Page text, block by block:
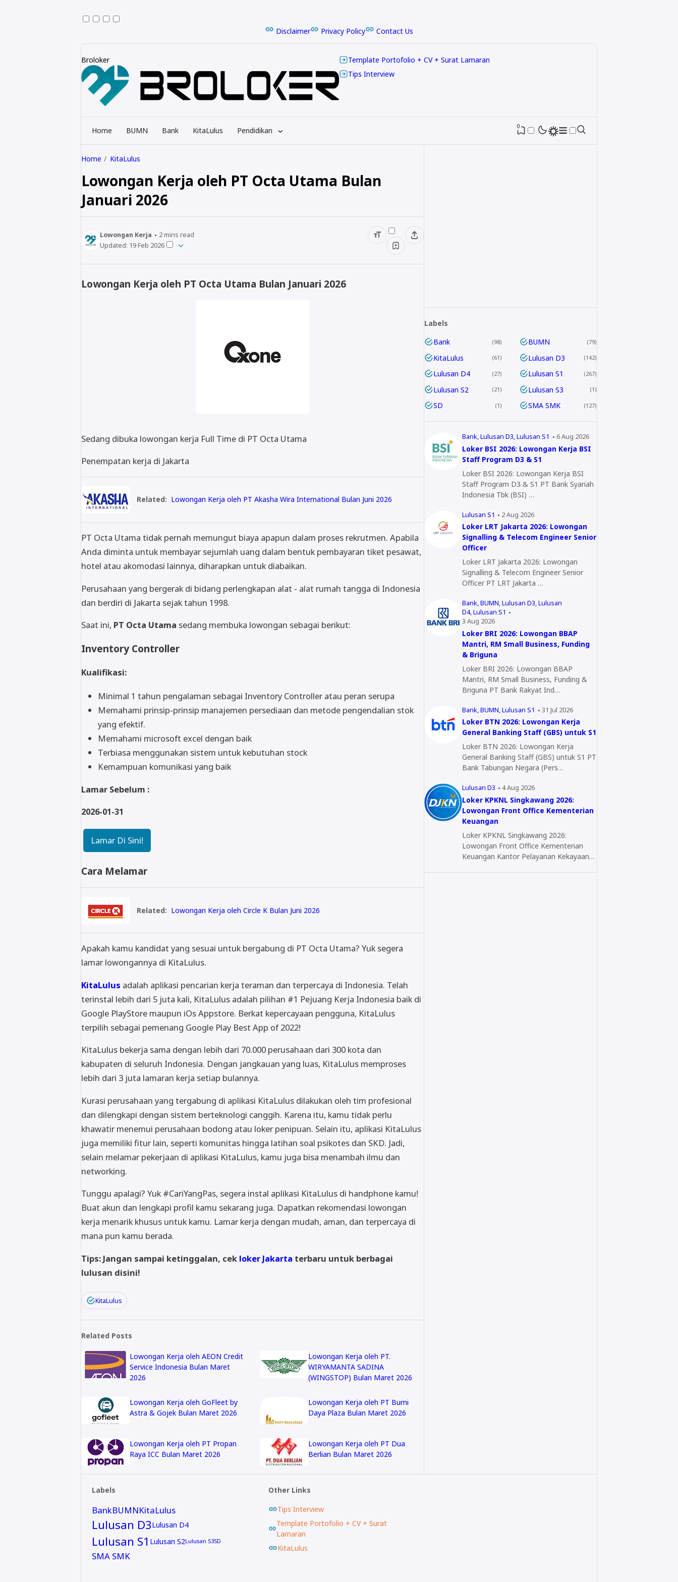
Disclaimer Privacy Policy Contact Us
Broloker
Template Portofolio + CV + Surat Lamaran
Tips Interview
Home BUMN Bank KitaLulus Pendidikan 0
Home KitaLulus
Lowongan Kerja oleh PT Octa Utama Bulan
Januari 2026
Lowongan Kerja 2mins read
Updated: 19 Feb 2026
Lowongan Kerja oleh PT Octa Utama Bulan Januari 2026
Sedang dibuka lowongan kerja Full Time di PT Octa Utama
Penempatan kerja di Jakarta
Related: Lowongan Kerja oleh PT Akasha Wira International Bulan Juni 2026
PT Octa Utama tidak pernah memungut biaya apapun dalam proses rekrutmen. Apabila
Anda diminta untuk membayar sejumlah uang dalam bentuk pembayaran tiket pesawat,
hotel atau akomodasi lainnya, diharapkan untuk diabaikan.
Perusahaan yang bergerak di bidang perlengkapan alat - alat rumah tangga di Indonesia
dan berdiri di Jakarta sejak tahun 1998.
Saat ini, PT Octa Utama sedang membuka lowongan sebagai berikut:
Inventory Controller
Kualifikasi:
Minimal 1 tahun pengalaman sebagai Inventory Controller atau peran serupa
Memahami prinsip-prinsip manajemen persediaan dan metode pengendalian stok
yang efektif.
Memahami microsoft excel dengan baik
Terbiasa menggunakan sistem untuk kebutuhan stock
Kemampuan komunikasi yang baik
Lamar Sebelum :
2026-01-31
Lamar Di Sini!
Cara Melamar
Related: Lowongan Kerja oleh Circle K Bulan Juni 2026
Apakah kamu kandidat yang sesuai untuk bergabung di PT Octa Utama? Yuk segera
lamar lowongannya di KitaLulus.
KitaLulus adalah aplikasi pencarian kerja teraman dan terpercaya di Indonesia. Telah
terinstal lebih dari 5 juta kali, KitaLulus adalah pilihan #1 Pejuang Kerja Indonesia baik di
Google PlayStore maupun iOs Appstore. Berkat kepercayaan pengguna, KitaLulus
terpilih sebagai pemenang Google Play Best App of 2022!
KitaLulus bekerja sama dengan lebih dari 70.000 perusahaan dari 300 kota dan
kabupaten di seluruh Indonesia. Dengan jangkauan yang luas, KitaLulus memproses
lebih dari 3 juta lamaran kerja setiap bulannya.
Kurasi perusahaan yang tergabung di aplikasi KitaLulus dilakukan oleh tim profesional
dan dilengkapi dengan sistem berteknologi canggih. Karena itu, kamu tidak perlu
khawatir menemui perusahaan bodong atau loker penipuan. Selain itu, aplikasi KitaLulus
juga memiliki fitur lain, seperti komunitas hingga latihan soal psikotes dan SKD. Jadi,
selain melamar pekerjaan di aplikasi KitaLulus, kamu juga bisa menambah ilmu dan
networking.
Tunggu apalagi? Yuk #CariYangPas, segera instal aplikasi KitaLulus di handphone kamu!
Buat akun dan lengkapi profil kamu sekarang juga. Dapatkan rekomendasi lowongan
kerja menarik khusus untuk kamu. Lamar kerja dengan mudah, aman, dan terpercaya di
mana pun kamu berada.
Tips: Jangan sampai ketinggalan, cek loker Jakarta terbaru untuk berbagai
lulusan disini!
KitaLulus
Related Posts
Lowongan Kerja oleh AEON Credit
Service Indonesia Bulan Maret
2026
Lowongan Kerja oleh PT.
WIRYAMANTA SADINA
(WINGSTOP) Bulan Maret 2026
Lowongan Kerja oleh GoFleet by
Astra & Gojek Bulan Maret 2026
Lowongan Kerja oleh PT Bumi
Daya Plaza Bulan Maret 2026
Lowongan Kerja oleh PT Propan
Raya ICC Bulan Maret 2026
Lowongan Kerja oleh PT Dua
Berlian Bulan Maret 2026
Labels
Bank
98 BUMN 79
KitaLulus 61 Lulusan D3 142
Lulusan D4 27 Lulusan S1 267
Lulusan S2 21 Lulusan S3 1
SD 1 SMA SMK 127
Bank Lulusan D3 Lulusan S1 6 Aug 2026
Loker BSI 2026: Lowongan Kerja BSI
Staff Program D3 & S1
Loker BSI 2026: Lowongan Kerja BSI
Staff Program D3 & S1 PT Bank Syariah
Indonesia Tbk (BSI) …
Lulusan S1 2 Aug 2026
Loker LRT Jakarta 2026: Lowongan
Signalling & Telecom Engineer Senior
Officer
Loker LRT Jakarta 2026: Lowongan
Signalling & Telecom Engineer Senior
Officer PT LRT Jakarta …
Bank BUMN Lulusan D3 Lulusan
D4 Lulusan S1
3 Aug 2026
Loker BRI 2026: Lowongan BBAP
Mantri, RM Small Business, Funding
& Briguna
Loker BRI 2026: Lowongan BBAP
Mantri, RM Small Business, Funding &
Briguna PT Bank Rakyat Ind…
Bank BUMN Lulusan S1 31 Jul 2026
Loker BTN 2026: Lowongan Kerja
General Banking Staff (GBS) untuk S1
Loker BTN 2026: Lowongan Kerja
General Banking Staff (GBS) untuk S1 PT
Bank Tabungan Negara (Pers…
Lulusan D3 4 Aug 2026
Loker KPKNL Singkawang 2026:
Lowongan Front Office Kementerian
Keuangan
Loker KPKNL Singkawang 2026:
Lowongan Front Office Kementerian
Keuangan Kantor Pelayanan Kekayaan…
Labels
BankBUMNKitaLulus
Lulusan D3Lulusan D4
Lulusan S1 Lulusan S2Lulusan S3SD
SMA SMK
Other Links
Tips Interview
Template Portofolio + CV + Surat
Lamaran
KitaLulus